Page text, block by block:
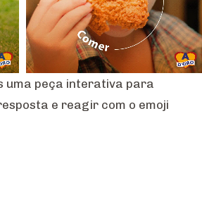
uma peça interativa para
e reagir com o emoji